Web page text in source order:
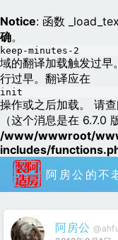
Notice: 函数
确。
keep-minutes-2
域的翻译加载触发过早
行过早。翻译应在
init
操作或之后加载。 请
（这个消息是在 6.7.0
/www/wwwroot/
includes/
阿房公的不
阿房公